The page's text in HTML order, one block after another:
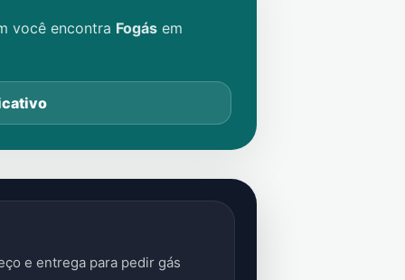
você encontra Fogás em
e entrega para pedir gás